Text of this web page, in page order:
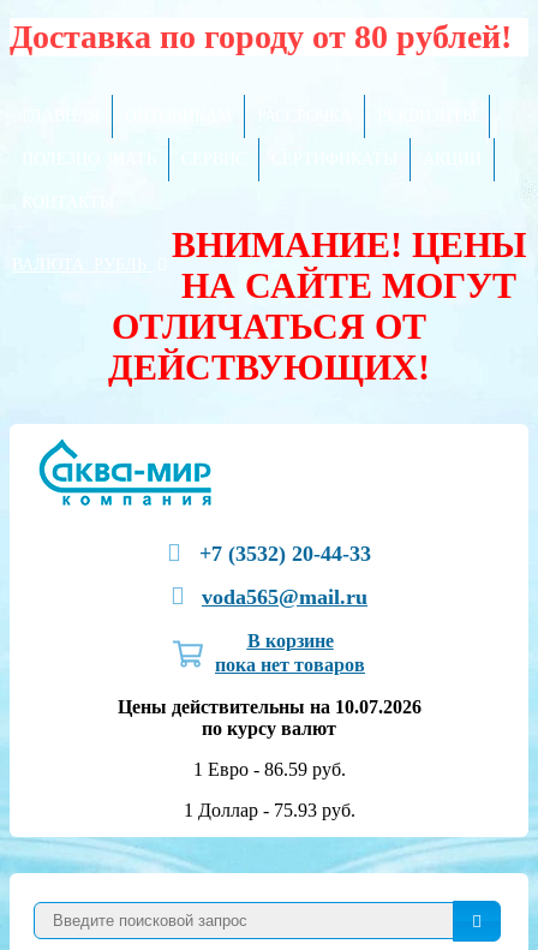
Доставка по городу от 80 рублей!
ВАЛЮТА:
ВНИМАНИЕ! ЦЕНЫ
НА САЙТЕ МОГУТ
ОТЛИЧАТЬСЯ ОТ
ДЕЙСТВУЮЩИХ!
+7 (3532) 20-44-33
voda565@mail.ru
В корзине
пока нет товаров
Цены действительны на 10.07.2026
по курсу валют
1 Евро - 86.59 руб.
1 Доллар - 75.93 руб.